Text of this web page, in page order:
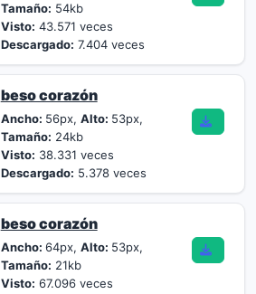
Tamaño: 54kb
Visto: 43.571 veces
Descargado: 7.404 veces
beso corazón
Ancho: 56px, Alto: 53px,
Tamaño: 24kb
Visto: 38.331 veces
Descargado: 5.378 veces
beso corazón
Ancho: 64px, Alto: 53px,
Tamaño: 21kb
Visto: 67.096 veces